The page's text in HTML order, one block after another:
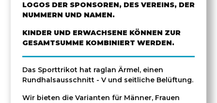
LOGOS DER SPONSOREN, DES VEREINS, DER
NUMMERN UND NAMEN.
KINDER UND ERWACHSENE KÖNNEN ZUR
GESAMTSUMME KOMBINIERT WERDEN.
Das Sporttrikot hat raglan Ärmel, einen
Rundhalsausschnitt - V und seitliche Belüftung.
Wir bieten die Varianten für Männer, Frauen